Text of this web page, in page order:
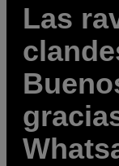
Las